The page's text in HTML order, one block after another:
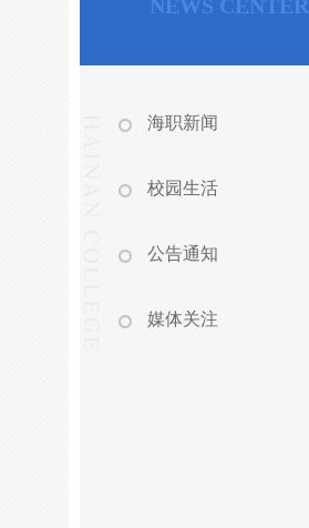
NEWS CENTER
海职新闻
校园生活
公告通知
媒体关注